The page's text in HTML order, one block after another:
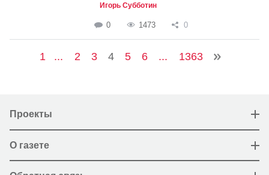
Игорь Субботин
0 1473 0
1 ... 2 3 4 5 6 ... 1363
Проекты
О газете